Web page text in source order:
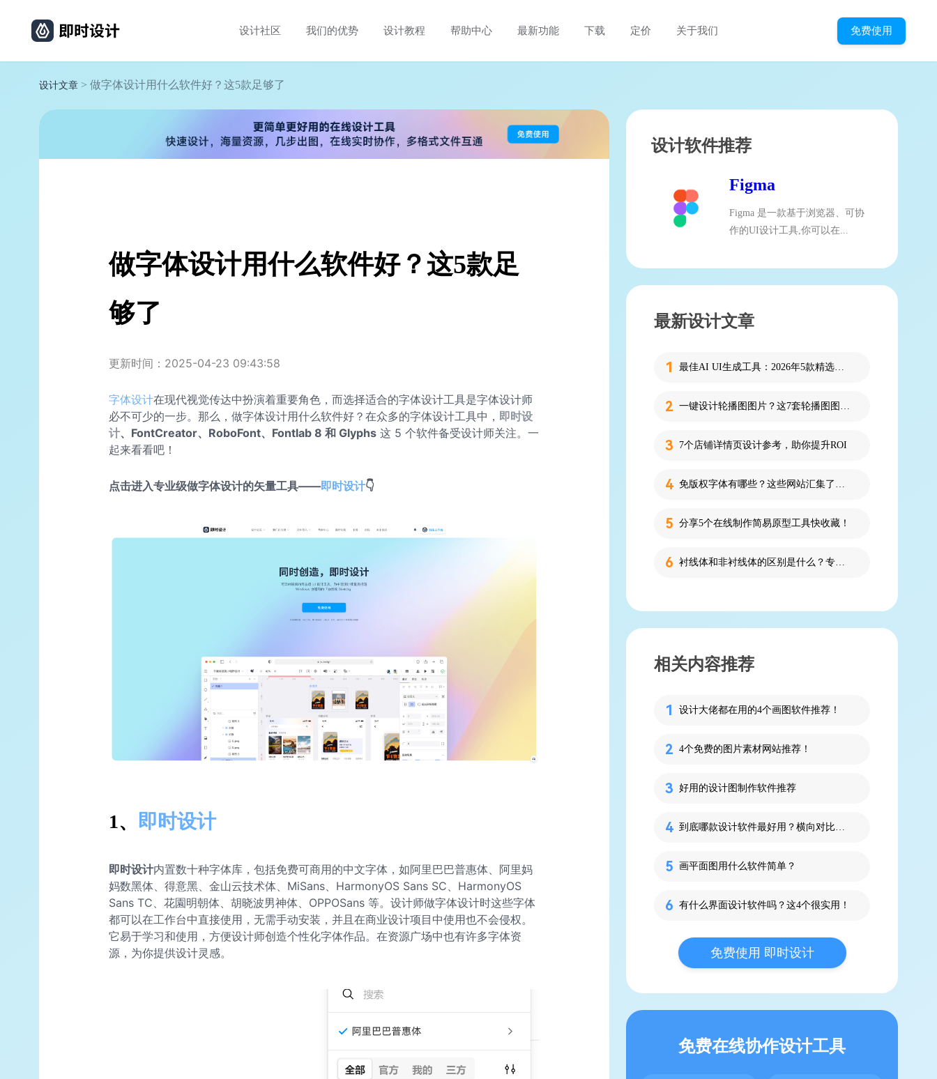
设计社区 我们的优势 设计教程 帮助中心 最新功能 下载 定价 关于我们 免费使用
设计文章 > 做字体设计用什么软件好？这5款足够了
做字体设计用什么软件好？这5款足
够了
更新时间：2025-04-23 09:43:58
字体设计在现代视觉传达中扮演着重要角色，而选择适合的字体设计工具是字体设计师
必不可少的一步。那么，做字体设计用什么软件好？在众多的字体设计工具中， 即时设
计、FontCreator、RoboFont、Fontlab 8 和 Glyphs 这 5 个软件备受设计师关注。一
起来看看吧！
点击进入专业级做字体设计的矢量工具——即时设计👇
1、 即时设计
即时设计内置数十种字体库，包括免费可商用的中文字体，如阿里巴巴普惠体、阿里妈
妈数黑体、得意黑、金山云技术体、MiSans、HarmonyOS Sans SC、HarmonyOS
Sans TC、花園明朝体、胡晓波男神体、OPPOSans 等。设计师做字体设计时这些字体
都可以在工作台中直接使用，无需手动安装，并且在商业设计项目中使用也不会侵权。
它易于学习和使用，方便设计师创造个性化字体作品。在资源广场中也有许多字体资
源，为你提供设计灵感。
设计软件推荐
Figma
Figma 是一款基于浏览器、可协
作的UI设计工具,你可以在...
最新设计文章
最佳AI UI生成工具：2026年5款精选，新手零代码快速制作界面
一键设计轮播图图片？这7套轮播图图片资源快收藏！
7个店铺详情页设计参考，助你提升ROI
免版权字体有哪些？这些网站汇集了近百款免版权字体！
分享5个在线制作简易原型工具快收藏！
衬线体和非衬线体的区别是什么？专为设计新人解答！
相关内容推荐
设计大佬都在用的4个画图软件推荐！
4个免费的图片素材网站推荐！
好用的设计图制作软件推荐
到底哪款设计软件最好用？横向对比即时设计、Sketch、XD、Figma！
画平面图用什么软件简单？
有什么界面设计软件吗？这4个很实用！
免费使用 即时设计
免费在线协作设计工具